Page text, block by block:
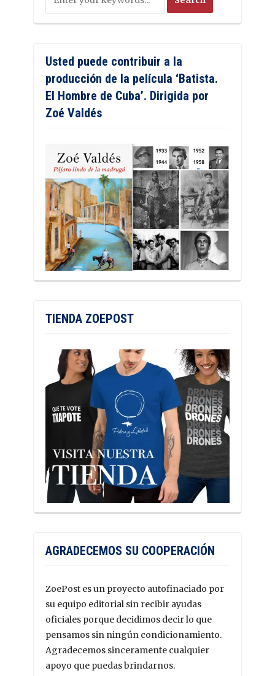
Usted puede contribuir a la
producción de la película ‘Batista.
El Hombre de Cuba’. Dirigida por
Zoé Valdés
TIENDA ZOEPOST
AGRADECEMOS SU COOPERACIÓN
ZoePost es un proyecto autofinaciado por
su equipo editorial sin recibir ayudas
oficiales porque decidimos decir lo que
pensamos sin ningún condicionamiento.
Agradecemos sinceramente cualquier
apoyo que puedas brindarnos.